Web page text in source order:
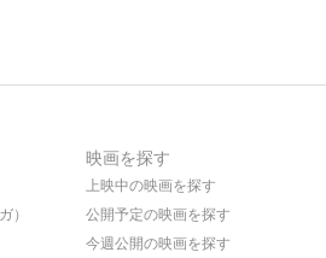
）
映画を探す
上映中の映画を探す
公開予定の映画を探す
今週公開の映画を探す